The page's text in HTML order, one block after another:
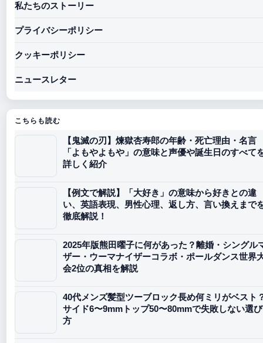
私たちのストーリー
プライバシーポリシー
クッキーポリシー
ニュースレター
こちらも読む
【鬼滅の刃】煉獄杏寿郎の年齢・死亡理由・名言
「よもやよもや」の意味と声優や誕生日のすべて
詳しく紹介
【例文で解説】「大好き」の意味から好きとの違
い、英語表現、男性心理、返し方、言い換えまで
徹底解説！
2025年版熊田曜子に何があった？離婚・シングル
ザー・ウーマナイザーコラボ・ポールダンス世界
会2位の真相を解説
40代メンズ髪型ツーブロック長め何ミリがベスト
サイド6〜9mmトップ50〜80mmで失敗しない選び
方